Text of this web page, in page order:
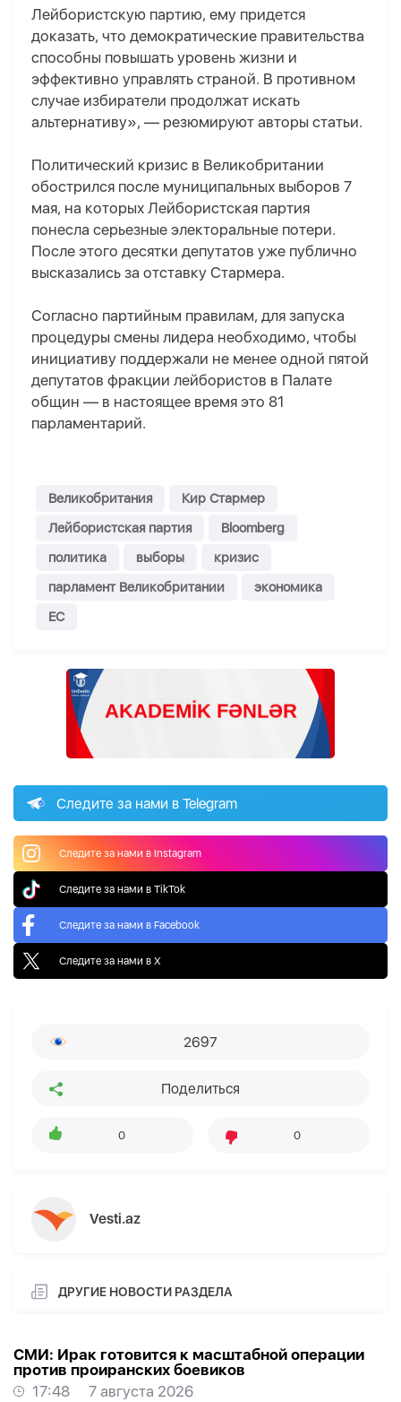
Лейбористскую партию, ему придется
доказать, что демократические правительства
способны повышать уровень жизни и
эффективно управлять страной. В противном
случае избиратели продолжат искать
альтернативу», — резюмируют авторы статьи.
Политический кризис в Великобритании
обострился после муниципальных выборов 7
мая, на которых Лейбористская партия
понесла серьезные электоральные потери.
После этого десятки депутатов уже публично
высказались за отставку Стармера.
Согласно партийным правилам, для запуска
процедуры смены лидера необходимо, чтобы
инициативу поддержали не менее одной пятой
депутатов фракции лейбористов в Палате
общин — в настоящее время это 81
парламентарий.
Великобритания
Кир Стармер
Лейбористская партия
Bloomberg
политика
выборы
кризис
парламент Великобритании
экономика
ЕС
Следите за нами в Telegram
Следите за нами в Instagram
Следите за нами в TikTok
Следите за нами в Facebook
Следите за нами в X
2697
Поделиться
0 0
Vesti.az
ДРУГИЕ НОВОСТИ РАЗДЕЛА
СМИ: Ирак готовится к масштабной операции
против проиранских боевиков
17:48
7 августа 2026